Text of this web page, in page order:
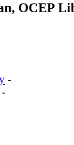
OCEP
-
-